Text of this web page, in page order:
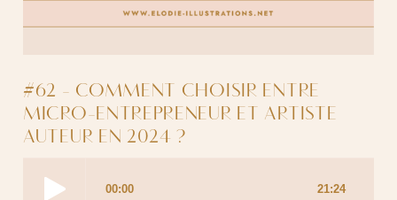
#62 - COMMENT CHOISIR ENTRE
MICRO-ENTREPRENEUR ET ARTISTE
AUTEUR EN 2024 ?